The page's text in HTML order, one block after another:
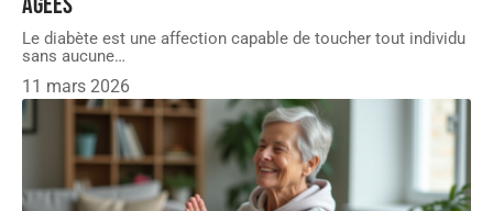
Le diabète est une affection capable de toucher tout individu
sans aucune…
11 mars 2026